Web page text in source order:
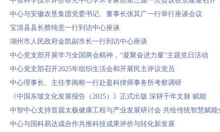
中心与安徽农垦集团党委书记、董事长张其广一行举行座谈会议
宝清县县长蔡纯意一行到访中心座谈
湖州市人民政府金凯副市长一行到访中心座谈
中心党支部开展学习全国两会精神，“凝聚奋进力量”主题党日活动
中心党支部召开2025年组织生活会和开展民主评议党员
中心理事长、主任李闽榕一行赴盈科律师事务所考察调研
《中国东坡文化发展报告（2025）》正式出版 深耕千年文脉 赋能
中智中心支持首届太极健康工程与产业发展研讨会 共绘传统智慧赋能
中心与国科易达成合作共推科技成果评价与转化新发展